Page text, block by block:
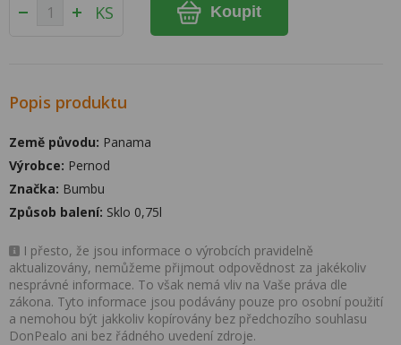
KS Koupit
Popis produktu
Země původu: Panama
Výrobce: Pernod
Značka: Bumbu
Způsob balení: Sklo 0,75l
I přesto, že jsou informace o výrobcích pravidelně
aktualizovány, nemůžeme přijmout odpovědnost za jakékoliv
nesprávné informace. To však nemá vliv na Vaše práva dle
zákona. Tyto informace jsou podávány pouze pro osobní použití
a nemohou být jakkoliv kopírovány bez předchozího souhlasu
DonPealo ani bez řádného uvedení zdroje.